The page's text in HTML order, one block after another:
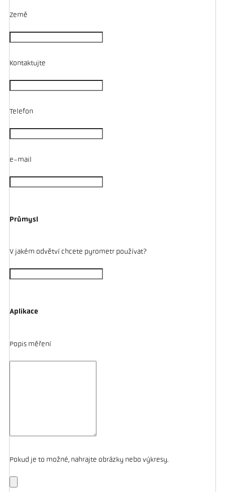
Země
Kontaktujte
Telefon
e-mail
Průmysl
V jakém odvětví chcete pyrometr používat?
Aplikace
Popis měření
Pokud je to možné, nahrajte obrázky nebo výkresy.